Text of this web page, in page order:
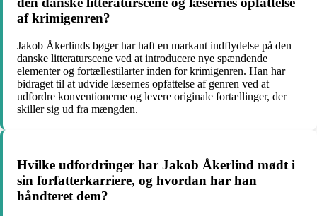
af krimigenren?
Jakob Åkerlinds bøger har haft en markant indflydelse på den
danske litteraturscene ved at introducere nye spændende
elementer og fortællestilarter inden for krimigenren. Han har
bidraget til at udvide læsernes opfattelse af genren ved at
udfordre konventionerne og levere originale fortællinger, der
skiller sig ud fra mængden.
Hvilke udfordringer har Jakob Åkerlind mødt i
sin forfatterkarriere, og hvordan har han
håndteret dem?